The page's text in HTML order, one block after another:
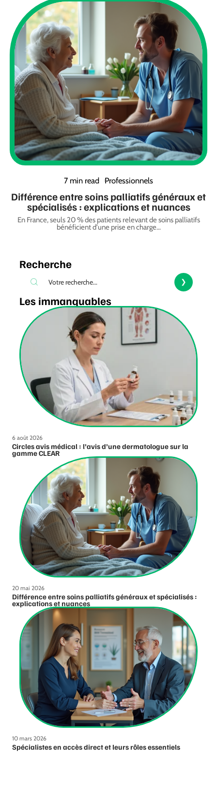
7 min read Professionnels
Différence entre soins palliatifs généraux et
spécialisés : explications et nuances
En France, seuls 20 % des patients relevant de soins palliatifs
bénéficient d'une prise en charge…
Recherche
Les immanquables
6 août 2026
Circles avis médical : l’avis d’une dermatologue sur la
gamme CLEAR
20 mai 2026
Différence entre soins palliatifs généraux et spécialisés :
explications et nuances
10 mars 2026
Spécialistes en accès direct et leurs rôles essentiels